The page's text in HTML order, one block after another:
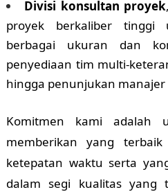
Divisi konsultan proyek
proyek berkaliber tinggi
berbagai ukuran dan
penyediaan tim multi-
hingga penunjukan
Komitmen kami adalah
memberikan yang
ketepatan waktu serta
dalam segi kualitas yang